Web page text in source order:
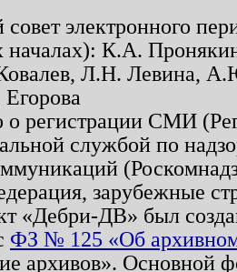
электронного
началах): К.А.
Л.Н. Левина,
о регистрации СМИ
службой по
зарубежные
«Дебри-ДВ» был
ФЗ № 125 «Об
архивов». Основной